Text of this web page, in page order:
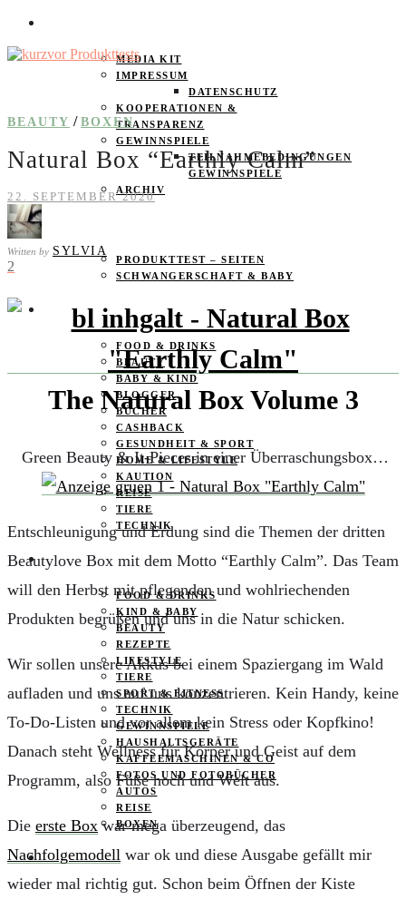
MEDIA KIT
IMPRESSUM
DATENSCHUTZ
KOOPERATIONEN &
TRANSPARENZ
GEWINNSPIELE
TEILNAHMEBEDINGUNGEN
GEWINNSPIELE
ARCHIV
PRODUKTTEST – SEITEN
SCHWANGERSCHAFT & BABY
PRODUKTTESTER GESUCHT
FOOD & DRINKS
BEAUTY
BABY & KIND
BLOGGER
BÜCHER
CASHBACK
GESUNDHEIT & SPORT
HOME & LIFESTYLE
KAUTION
REISE
TIERE
TECHNIK
KATEGORIEN
FOOD & DRINKS
KIND & BABY
BEAUTY
REZEPTE
LIFESTYLE
TIERE
SPORT & FITNESS
TECHNIK
GEWINNSPIELE
HAUSHALTSGERÄTE
KAFFEEMASCHINEN & CO
FOTOS UND FOTOBÜCHER
AUTOS
REISE
BOXEN
KIND & KEGEL
BEAUTY / BOXEN
Natural Box “Earthly Calm”
22. SEPTEMBER 2020
Written by SYLVIA
2
The Natural Box Volume 3
Green Beauty & It-Pieces in einer Überraschungsbox…
Entschleunigung und Erdung sind die Themen der dritten
Beautylove Box mit dem Motto “Earthly Calm”. Das Team
will den Herbst mit pflegenden und wohlriechenden
Produkten begrüßen und uns in die Natur schicken.
Wir sollen unsere Akkus bei einem Spaziergang im Wald
aufladen und uns auf uns konzentrieren. Kein Handy, keine
To-Do-Listen und vor allem kein Stress oder Kopfkino!
Danach steht Wellness für Körper und Geist auf dem
Programm, also Füße hoch und Welt aus.
Die erste Boxwar mega überzeugend, das
Nachfolgemodell war ok und diese Ausgabe gefällt mir
wieder mal richtig gut. Schon beim Öffnen der Kiste